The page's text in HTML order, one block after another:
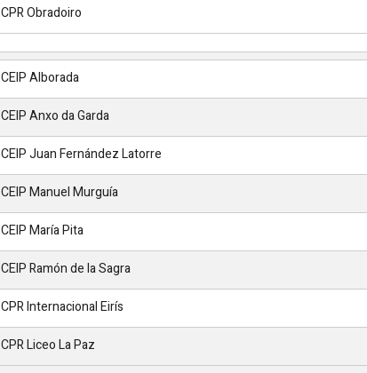
CPR Obradoiro
CEIP Alborada
CEIP Anxo da Garda
CEIP Juan Fernández Latorre
CEIP Manuel Murguía
CEIP María Pita
CEIP Ramón de la Sagra
CPR Internacional Eirís
CPR Liceo La Paz